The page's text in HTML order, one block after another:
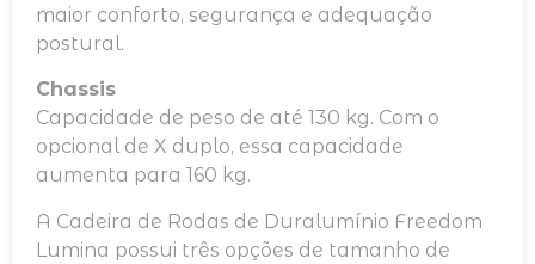
maior conforto, segurança e adequação
postural.
Chassis
Capacidade de peso de até 130 kg. Com o
opcional de X duplo, essa capacidade
aumenta para 160 kg.
A Cadeira de Rodas de Duralumínio Freedom
Lumina possui três opções de tamanho de